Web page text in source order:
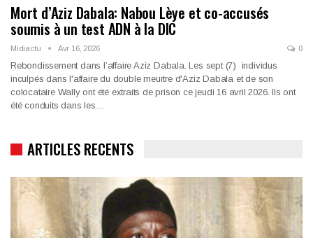
Mort d’Aziz Dabala: Nabou Lèye et co-accusés
soumis à un test ADN à la DIC
Midiactu Avr 16, 2026 0
Rebondissement dans l’affaire Aziz Dabala. Les sept (7) individus
inculpés dans l'affaire du double meurtre d'Aziz Dabala et de son
colocataire Wally ont été extraits de prison ce jeudi 16 avril 2026. Ils ont
été conduits dans les…
ARTICLES RECENTS